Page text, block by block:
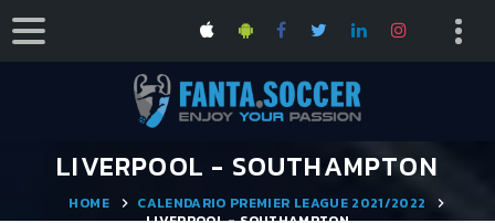
LIVERPOOL - SOUTHAMPTON
HOME
CALENDARIO PREMIER LEAGUE 2021/2022